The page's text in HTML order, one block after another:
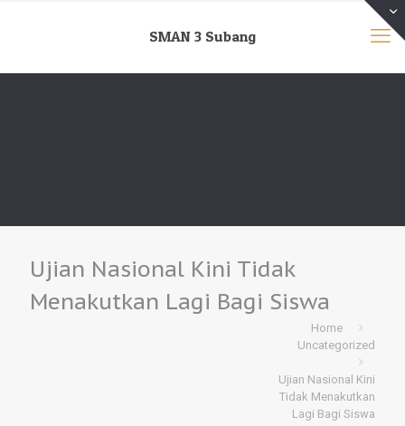
SMAN 3 Subang
Ujian Nasional Kini Tidak
Menakutkan Lagi Bagi Siswa
Home
Uncategorized
Ujian Nasional Kini
Tidak Menakutkan
Lagi Bagi Siswa